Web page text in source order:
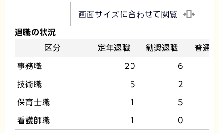
画面サイズに合わせて閲覧
退職の状況
区分
定年退職 勧奨退職 普通
事務職 20 6
技術職 5 2
保育士職 1 5
看護師職 1 0